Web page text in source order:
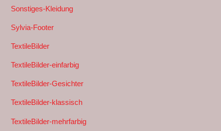
Sonstiges-Kleidung
Sylvia-Footer
TextileBilder
TextileBilder-einfarbig
TextileBilder-Gesichter
TextileBilder-klassisch
TextileBilder-mehrfarbig